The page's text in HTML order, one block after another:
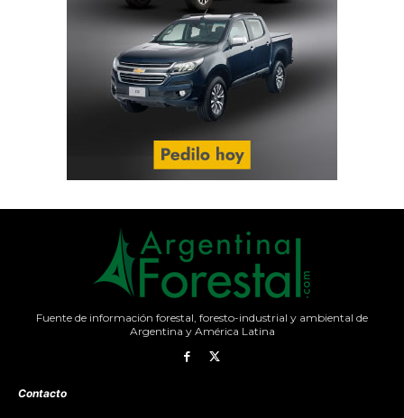
Fuente de información forestal, foresto-industrial y ambiental de
Argentina y América Latina
Contacto